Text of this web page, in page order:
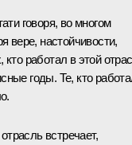
говоря, во многом
вере, настойчивости,
кто работал в этой
годы. Те, кто
встречает,